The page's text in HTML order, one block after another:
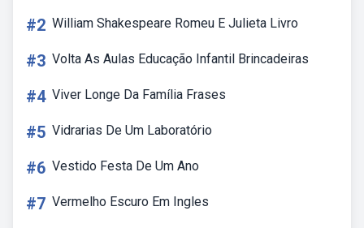
#2 William Shakespeare Romeu E Julieta Livro
#3 Volta As Aulas Educação Infantil Brincadeiras
#4 Viver Longe Da Família Frases
#5 Vidrarias De Um Laboratório
#6 Vestido Festa De Um Ano
#7 Vermelho Escuro Em Ingles